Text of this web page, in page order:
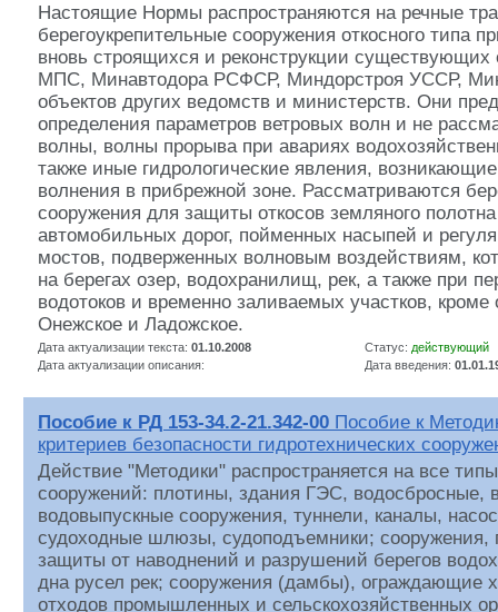
Настоящие Нормы распространяются на речные
берегоукрепительные сооружения откосного типа
вновь строящихся и реконструкции существующих
МПС, Минавтодора РСФСР, Миндорстроя УССР,
объектов других ведомств и министерств. Они
определения параметров ветровых волн и не
волны, волны прорыва при авариях
также иные гидрологические явления, возникающие
волнения в прибрежной зоне. Рассматриваются
сооружения для защиты откосов земляного
автомобильных дорог, пойменных насыпей и
мостов, подверженных волновым воздействиям,
на берегах озер, водохранилищ, рек, а также при
водотоков и временно заливаемых участков,
Онежское и Ладожское.
Дата актуализации текста: 01.10.2008 Статус: действующий
Дата актуализации описания:
Дата введения:
Пособие к РД 153-34.2-21.342-00 Пособие к
критериев безопасности гидротехнических
Действие "Методики" распространяется на все
сооружений: плотины, здания ГЭС, водосбросные,
водовыпускные сооружения, туннели, каналы,
судоходные шлюзы, судоподъемники; сооружения,
защиты от наводнений и разрушений берегов
дна русел рек; сооружения (дамбы), ограждающие
отходов промышленных и сельскохозяйственных